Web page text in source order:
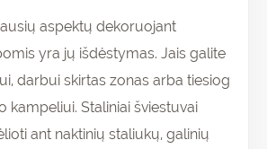
aspektų dekoruojant
yra jų išdėstymas. Jais galite
darbui skirtas zonas arba tiesiog
kampeliui. Staliniai šviestuvai
ant naktinių staliukų, galinių